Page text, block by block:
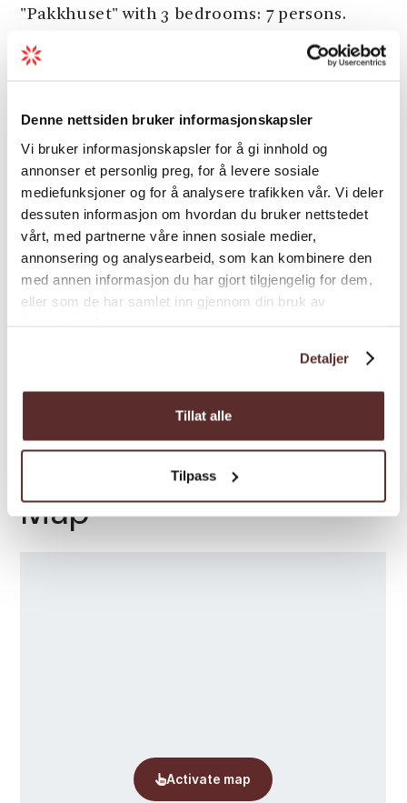
Denne nettsiden bruker informasjonskapsler
Vi bruker informasjonskapsler for å gi innhold og
annonser et personlig preg, for å levere sosiale
mediefunksjoner og for å analysere trafikken vår. Vi deler
dessuten informasjon om hvordan du bruker nettstedet
vårt, med partnerne våre innen sosiale medier,
annonsering og analysearbeid, som kan kombinere den
med annen informasjon du har gjort tilgjengelig for dem,
eller som de har samlet inn gjennom din bruk av
Detaljer
Tillat alle
Tilpass
"Pakkhuset" with 3 bedrooms: 7 persons.
Activities
Disabled persons
Hire
Room facilities
Map